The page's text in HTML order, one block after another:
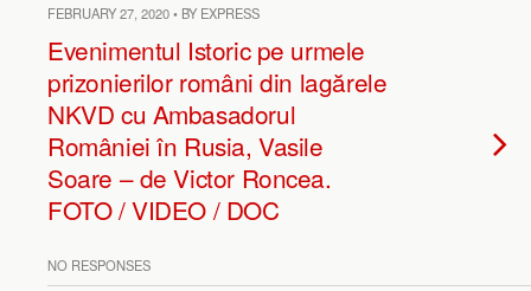
FEBRUARY 27, 2020 • BY EXPRESS
Evenimentul Istoric pe urmele
prizonierilor români din lagărele
NKVD cu Ambasadorul
României în Rusia, Vasile
Soare – de Victor Roncea.
FOTO / VIDEO / DOC
NO RESPONSES